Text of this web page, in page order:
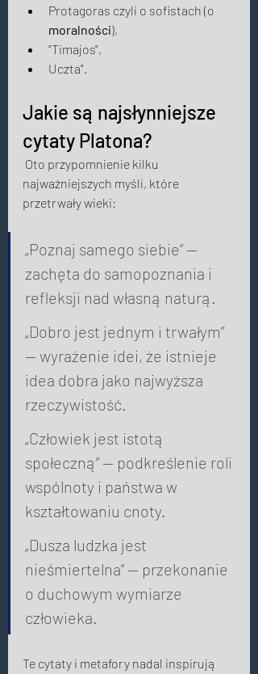
Protagoras czyli o sofistach (o
moralności),
"Timajos",
Uczta".
Jakie są najsłynniejsze
cytaty Platona?
Oto przypomnienie kilku
najważniejszych myśli, które
przetrwały wieki:
„Poznaj samego siebie” —
zachęta do samopoznania i
refleksji nad własną naturą.
„Dobro jest jednym i trwałym”
— wyrażenie idei, że istnieje
idea dobra jako najwyższa
rzeczywistość.
„Człowiek jest istotą
społeczną” — podkreślenie roli
wspólnoty i państwa w
kształtowaniu cnoty.
„Dusza ludzka jest
nieśmiertelna” — przekonanie
o duchowym wymiarze
człowieka.
Te cytaty i metafory nadal inspirują